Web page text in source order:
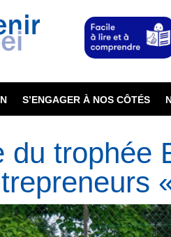
S’ENGAGER À NOS CÔTÉS
du trophée